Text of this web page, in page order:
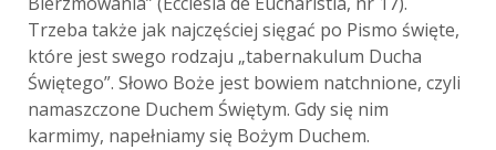
Trzeba także jak najczęściej sięgać po Pismo święte,
które jest swego rodzaju „tabernakulum Ducha
Świętego”. Słowo Boże jest bowiem natchnione, czyli
namaszczone Duchem Świętym. Gdy się nim
karmimy, napełniamy się Bożym Duchem.